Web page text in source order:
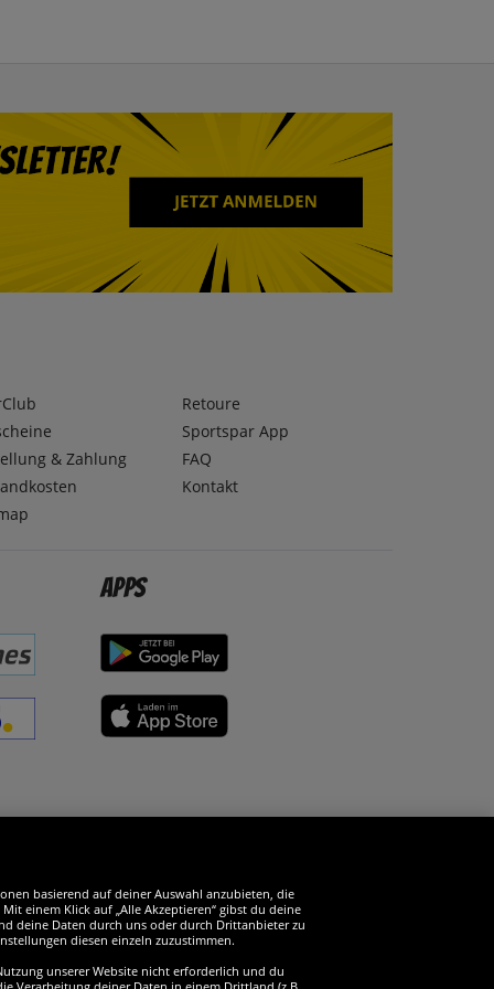
& Zahlung
Retoure
Sportspar App
FAQ
Kontakt
Apps
basierend auf deiner Auswahl anzubieten, die
einem Klick auf „Alle Akzeptieren“ gibst du deine
deine Daten durch uns oder durch Drittanbieter zu
diesen einzeln zuzustimmen.
unserer Website nicht erforderlich und du